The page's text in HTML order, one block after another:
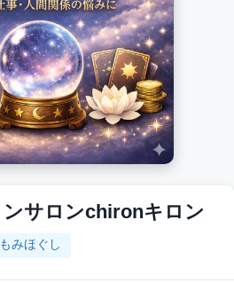
ンサロンchironキロン
もみほぐし